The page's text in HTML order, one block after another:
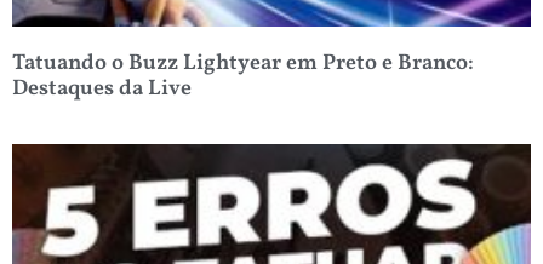
Tatuando o Buzz Lightyear em Preto e Branco:
Destaques da Live